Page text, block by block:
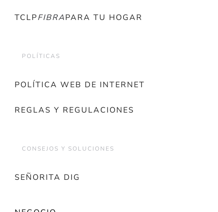
TCLPFIBRAPARA TU HOGAR
POLÍTICAS
POLÍTICA WEB DE INTERNET
REGLAS Y REGULACIONES
CONSEJOS Y SOLUCIONES
SEÑORITA DIG